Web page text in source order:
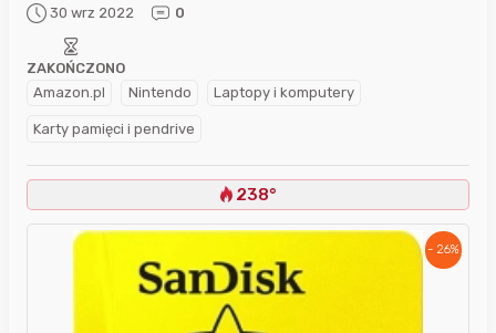
30 wrz 2022 0
Amazon.pl Nintendo Laptopy i komputery
Karty pamięci i pendrive
ZAKOŃCZONO
238°
- 26%